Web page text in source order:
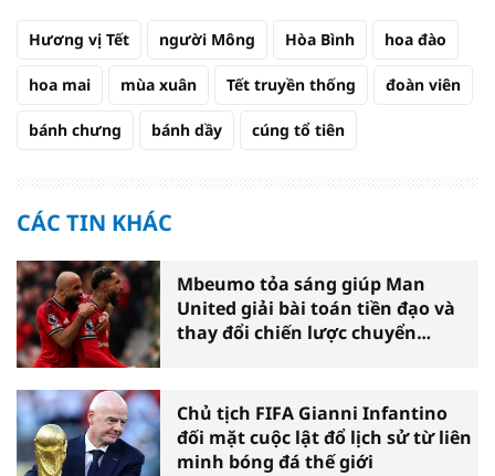
Hương vị Tết người Mông Hòa Bình hoa đào
hoa mai mùa xuân Tết truyền thống đoàn viên
bánh chưng bánh dầy cúng tổ tiên
CÁC TIN KHÁC
Mbeumo tỏa sáng giúp Man
United giải bài toán tiền đạo và
thay đổi chiến lược chuyển
Chủ tịch FIFA Gianni Infantino
đối mặt cuộc lật đổ lịch sử từ liên
minh bóng đá thế giới